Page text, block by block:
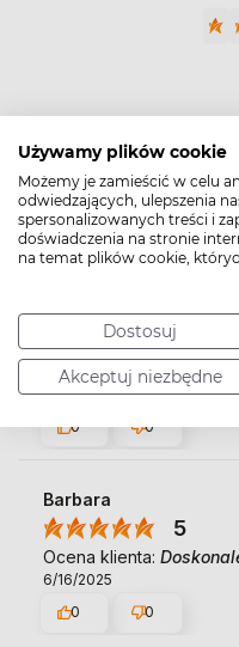
Używamy plików cookie
Możemy je zamieścić w celu
odwiedzających, ulepszenia
spersonalizowanych treści i
doświadczenia na stronie
na temat plików cookie,
Dostosuj
Akceptuj niezbędne
5
Ocena klienta:
6/30/2026
0
0
Leszek
5
Ocena klienta:Doskonale
10/21/2025
0
0
Barbara
5
Ocena klienta:
6/16/2025
0
0